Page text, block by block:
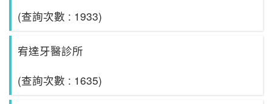
(查詢次數 : 1933)
宥達牙醫診所
(查詢次數 : 1635)